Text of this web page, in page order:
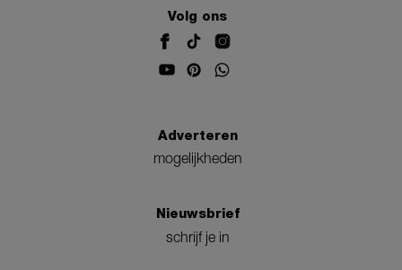
Volg ons
Adverteren
mogelijkheden
Nieuwsbrief
schrijf je in